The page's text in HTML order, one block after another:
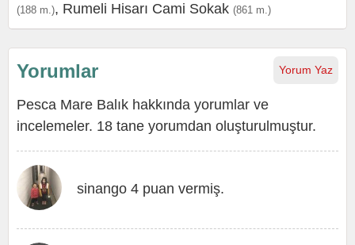
(188 m.), Rumeli Hisarı Cami Sokak (861 m.)
Yorum Yaz
Yorumlar
Pesca Mare Balık hakkında yorumlar ve
incelemeler. 18 tane yorumdan oluşturulmuştur.
sinango 4 puan vermiş.